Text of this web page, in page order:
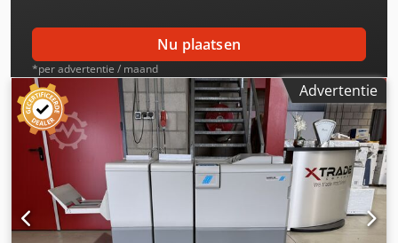
Nu plaatsen
*per advertentie / maand
Advertentie